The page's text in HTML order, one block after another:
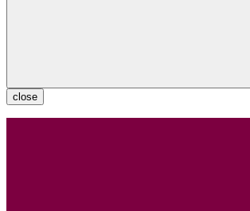
close